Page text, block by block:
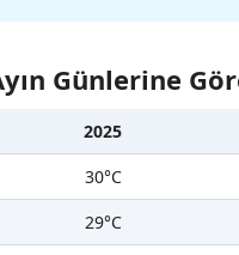
Günlerine
2025
30°C
29°C